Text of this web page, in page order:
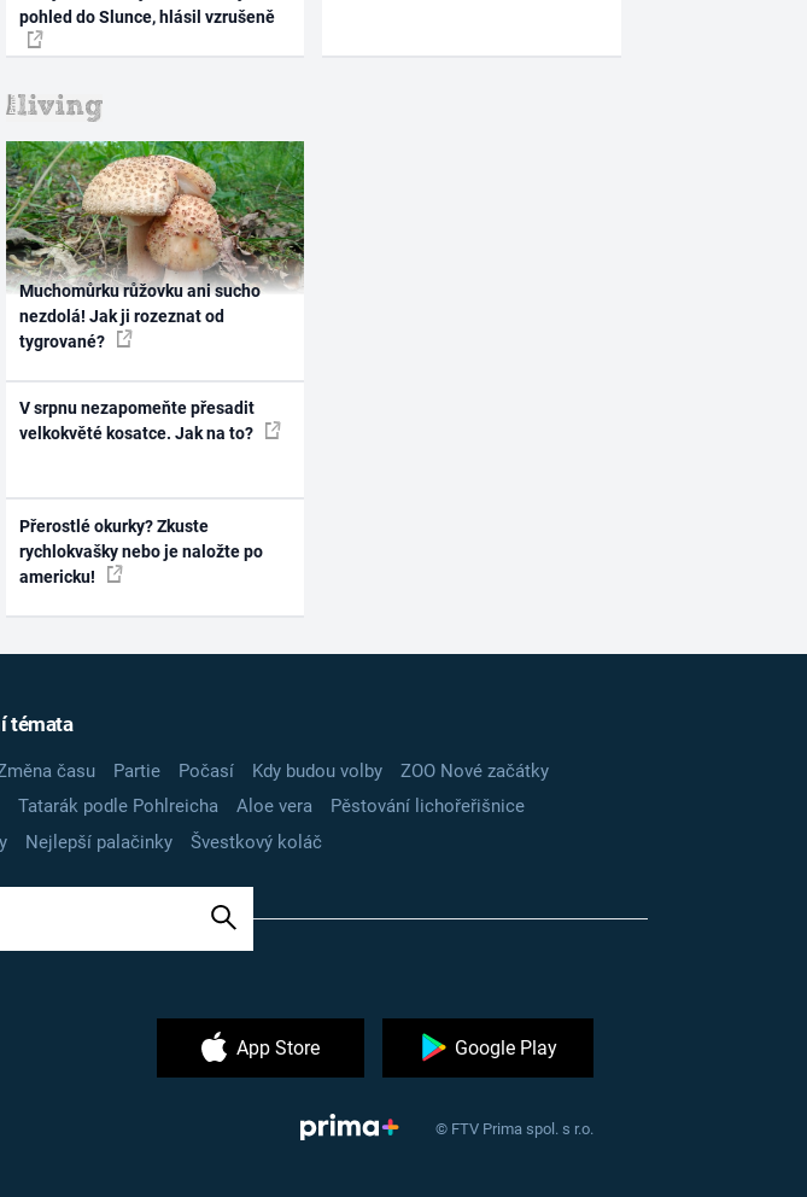
pohled do Slunce, hlásil vzrušeně
Muchomůrku růžovku ani sucho
nezdolá! Jak ji rozeznat od
tygrované?
V srpnu nezapomeňte přesadit
velkokvěté kosatce. Jak na to?
Přerostlé okurky? Zkuste
rychlokvašky nebo je naložte po
americku!
témata
času Partie Počasí Kdy budou volby
ZOO Nové začátky
Tatarák podle Pohlreicha Aloe vera
Pěstování lichořeřišnice
Nejlepší palačinky Švestkový koláč
App Store Google Play
© FTV Prima spol. s r.o.